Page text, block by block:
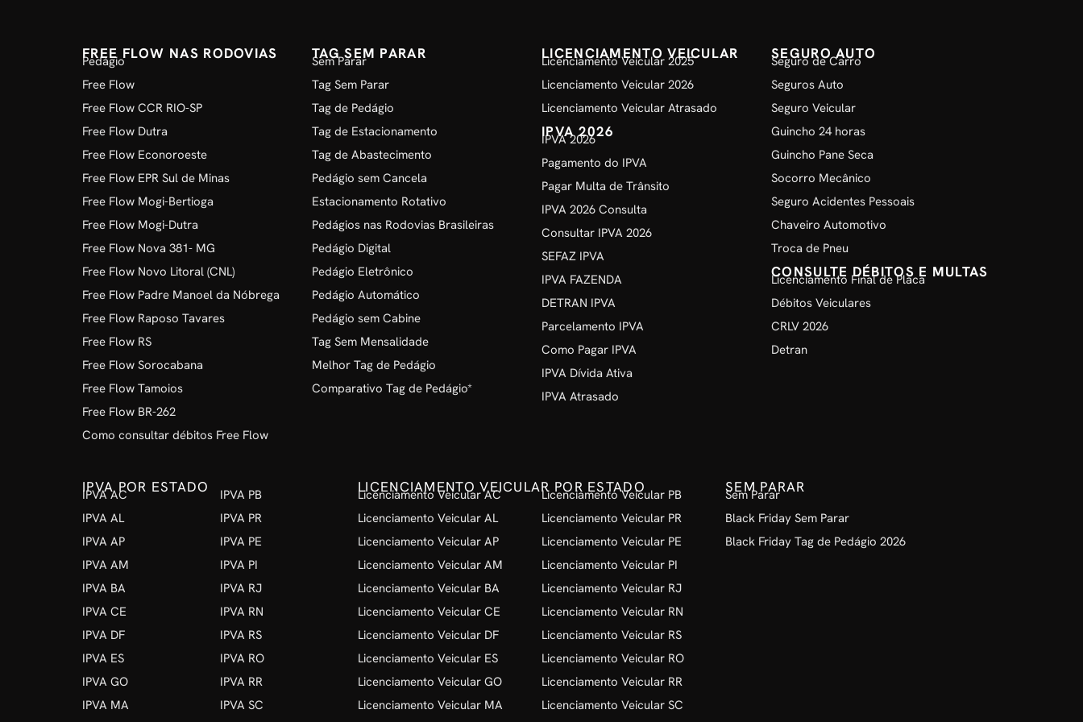
FREE FLOW NAS RODOVIAS
Pedágio
Free Flow
Free Flow CCR RIO-SP
Free Flow Dutra
Free Flow Econoroeste
Free Flow EPR Sul de Minas
Free Flow Mogi-Bertioga
Free Flow Mogi-Dutra
Free Flow Nova 381- MG
Free Flow Novo Litoral (CNL)
Free Flow Padre Manoel da Nóbrega
Free Flow Raposo Tavares
Free Flow RS
Free Flow Sorocabana
Free Flow Tamoios
Free Flow BR-262
Como consultar débitos Free Flow
TAG SEM PARAR
Sem Parar
Tag Sem Parar
Tag de Pedágio
Tag de Estacionamento
Tag de Abastecimento
Pedágio sem Cancela
Estacionamento Rotativo
Pedágios nas Rodovias Brasileiras
Pedágio Digital
Pedágio Eletrônico
Pedágio Automático
Pedágio sem Cabine
Tag Sem Mensalidade
Melhor Tag de Pedágio
Comparativo Tag de Pedágio*
LICENCIAMENTO VEICULAR
Licenciamento Veicular 2025
Licenciamento Veicular 2026
Licenciamento Veicular Atrasado
IPVA 2026
IPVA 2026
Pagamento do IPVA
Pagar Multa de Trânsito
IPVA 2026 Consulta
Consultar IPVA 2026
SEFAZ IPVA
IPVA FAZENDA
DETRAN IPVA
Parcelamento IPVA
Como Pagar IPVA
IPVA Dívida Ativa
IPVA Atrasado
SEGURO AUTO
Seguro de Carro
Seguros Auto
Seguro Veicular
Guincho 24 horas
Guincho Pane Seca
Socorro Mecânico
Seguro Acidentes Pessoais
Chaveiro Automotivo
Troca de Pneu
CONSULTE DÉBITOS E MULTAS
Licenciamento Final de Placa
Débitos Veiculares
CRLV 2026
Detran
IPVA POR ESTADO
IPVA AC
IPVA AL
IPVA AP
IPVA AM
IPVA BA
IPVA CE
IPVA DF
IPVA ES
IPVA GO
IPVA MA
IPVA PB
IPVA PR
IPVA PE
IPVA PI
IPVA RJ
IPVA RN
IPVA RS
IPVA RO
IPVA RR
IPVA SC
LICENCIAMENTO VEICULAR POR ESTADO
Licenciamento Veicular AC
Licenciamento Veicular AL
Licenciamento Veicular AP
Licenciamento Veicular AM
Licenciamento Veicular BA
Licenciamento Veicular CE
Licenciamento Veicular DF
Licenciamento Veicular ES
Licenciamento Veicular GO
Licenciamento Veicular MA
Licenciamento Veicular PB
Licenciamento Veicular PR
Licenciamento Veicular PE
Licenciamento Veicular PI
Licenciamento Veicular RJ
Licenciamento Veicular RN
Licenciamento Veicular RS
Licenciamento Veicular RO
Licenciamento Veicular RR
Licenciamento Veicular SC
SEM PARAR
Sem Parar
Black Friday Sem Parar
Black Friday Tag de Pedágio 2026